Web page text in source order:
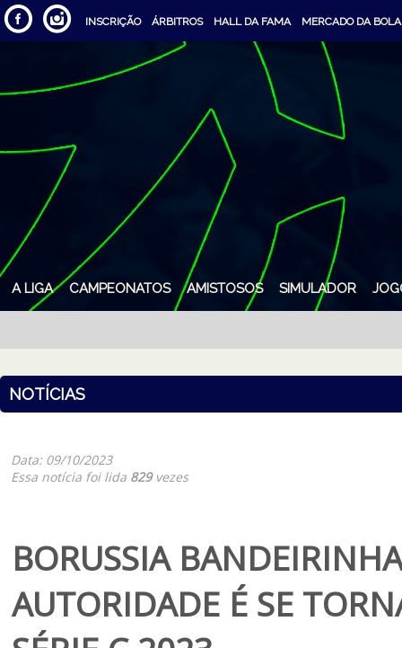
INSCRIÇÃO ÁRBITROS HALL DA FAMA MERCADO DA BOLA
A LIGA CAMPEONATOS AMISTOSOS SIMULADOR
NOTÍCIAS
Data: 09/10/2023
Essa notícia foi lida 829vezes
BORUSSIA
AUTORIDADE É SE